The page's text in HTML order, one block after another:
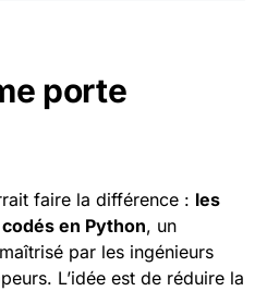
porte
faire la différence : les
en Python, un
par les ingénieurs
L’idée est de réduire la